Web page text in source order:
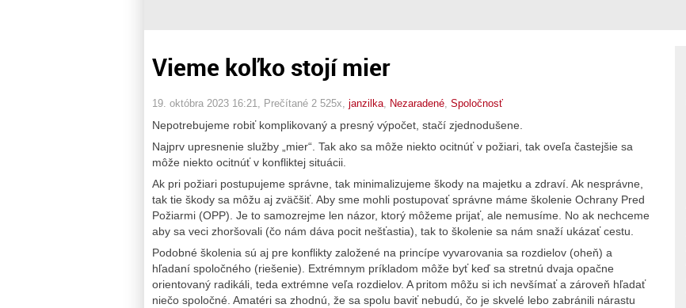
Vieme koľko stojí mier
19. októbra 2023 16:21 , Prečítané 2 525x, janzilka Nezaradené Spoločnosť
Nepotrebujeme robiť komplikovaný a presný výpočet, stačí zjednodušene.
Najprv upresnenie služby „mier“. Tak ako sa môže niekto ocitnúť v požiari, tak oveľa častejšie sa
môže niekto ocitnúť v konfliktej situácii.
Ak pri požiari postupujeme správne, tak minimalizujeme škody na majetku a zdraví. Ak nesprávne,
tak tie škody sa môžu aj zväčšiť. Aby sme mohli postupovať správne máme školenie Ochrany Pred
Požiarmi (OPP). Je to samozrejme len názor, ktorý môžeme prijať, ale nemusíme. No ak nechceme
aby sa veci zhoršovali (čo nám dáva pocit nešťastia), tak to školenie sa nám snaží ukázať cestu.
Podobné školenia sú aj pre konflikty založené na princípe vyvarovania sa rozdielov (oheň) a
hľadaní spoločného (riešenie). Extrémnym príkladom môže byť keď sa stretnú dvaja opačne
orientovaný radikáli, teda extrémne veľa rozdielov. A pritom môžu si ich nevšímať a zároveň hľadať
niečo spoločné. Amatéri sa zhodnú, že sa spolu baviť nebudú, čo je skvelé lebo zabránili nárastu